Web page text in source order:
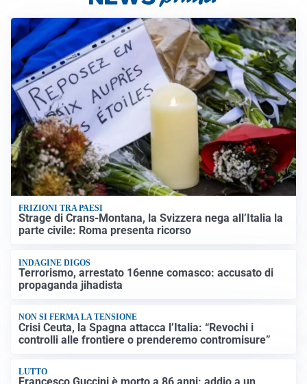
FRIZIONI TRA PAESI
Strage di Crans-Montana, la Svizzera nega all’Italia la
parte civile: Roma presenta ricorso
INDAGINE DIGOS
Terrorismo, arrestato 16enne comasco: accusato di
propaganda jihadista
NON SI FERMA LA TENSIONE
Crisi Ceuta, la Spagna attacca l’Italia: “Revochi i
controlli alle frontiere o prenderemo contromisure”
LUTTO